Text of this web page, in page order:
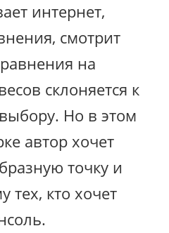
интернет,
смотрит
на
склоняется к
Но в этом
автор хочет
точку и
тех, кто хочет